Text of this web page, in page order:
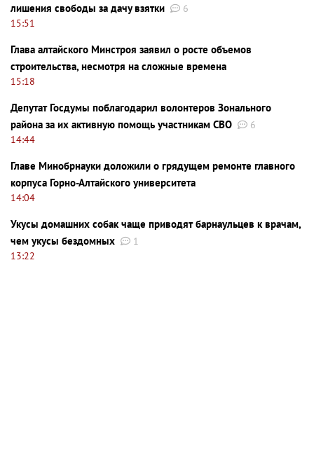
лишения свободы за дачу взятки
6
15:51
Глава алтайского Минстроя заявил о росте объемов
строительства, несмотря на сложные времена
15:18
Депутат Госдумы поблагодарил волонтеров Зонального
района за их активную помощь участникам СВО
6
14:44
Главе Минобрнауки доложили о грядущем ремонте главного
корпуса Горно-Алтайского университета
14:04
Укусы домашних собак чаще приводят барнаульцев к врачам,
чем укусы бездомных
1
13:22